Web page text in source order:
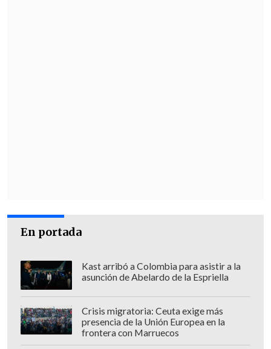
En portada
Kast arribó a Colombia para asistir a la
asunción de Abelardo de la Espriella
Crisis migratoria: Ceuta exige más
presencia de la Unión Europea en la
frontera con Marruecos